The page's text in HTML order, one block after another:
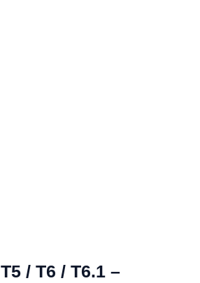
/ T6 / T6.1 –